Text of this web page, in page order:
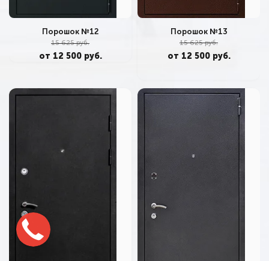
Порошок №12
15 625 руб.
от 12 500 руб.
Порошок №13
15 625 руб.
от 12 500 руб.